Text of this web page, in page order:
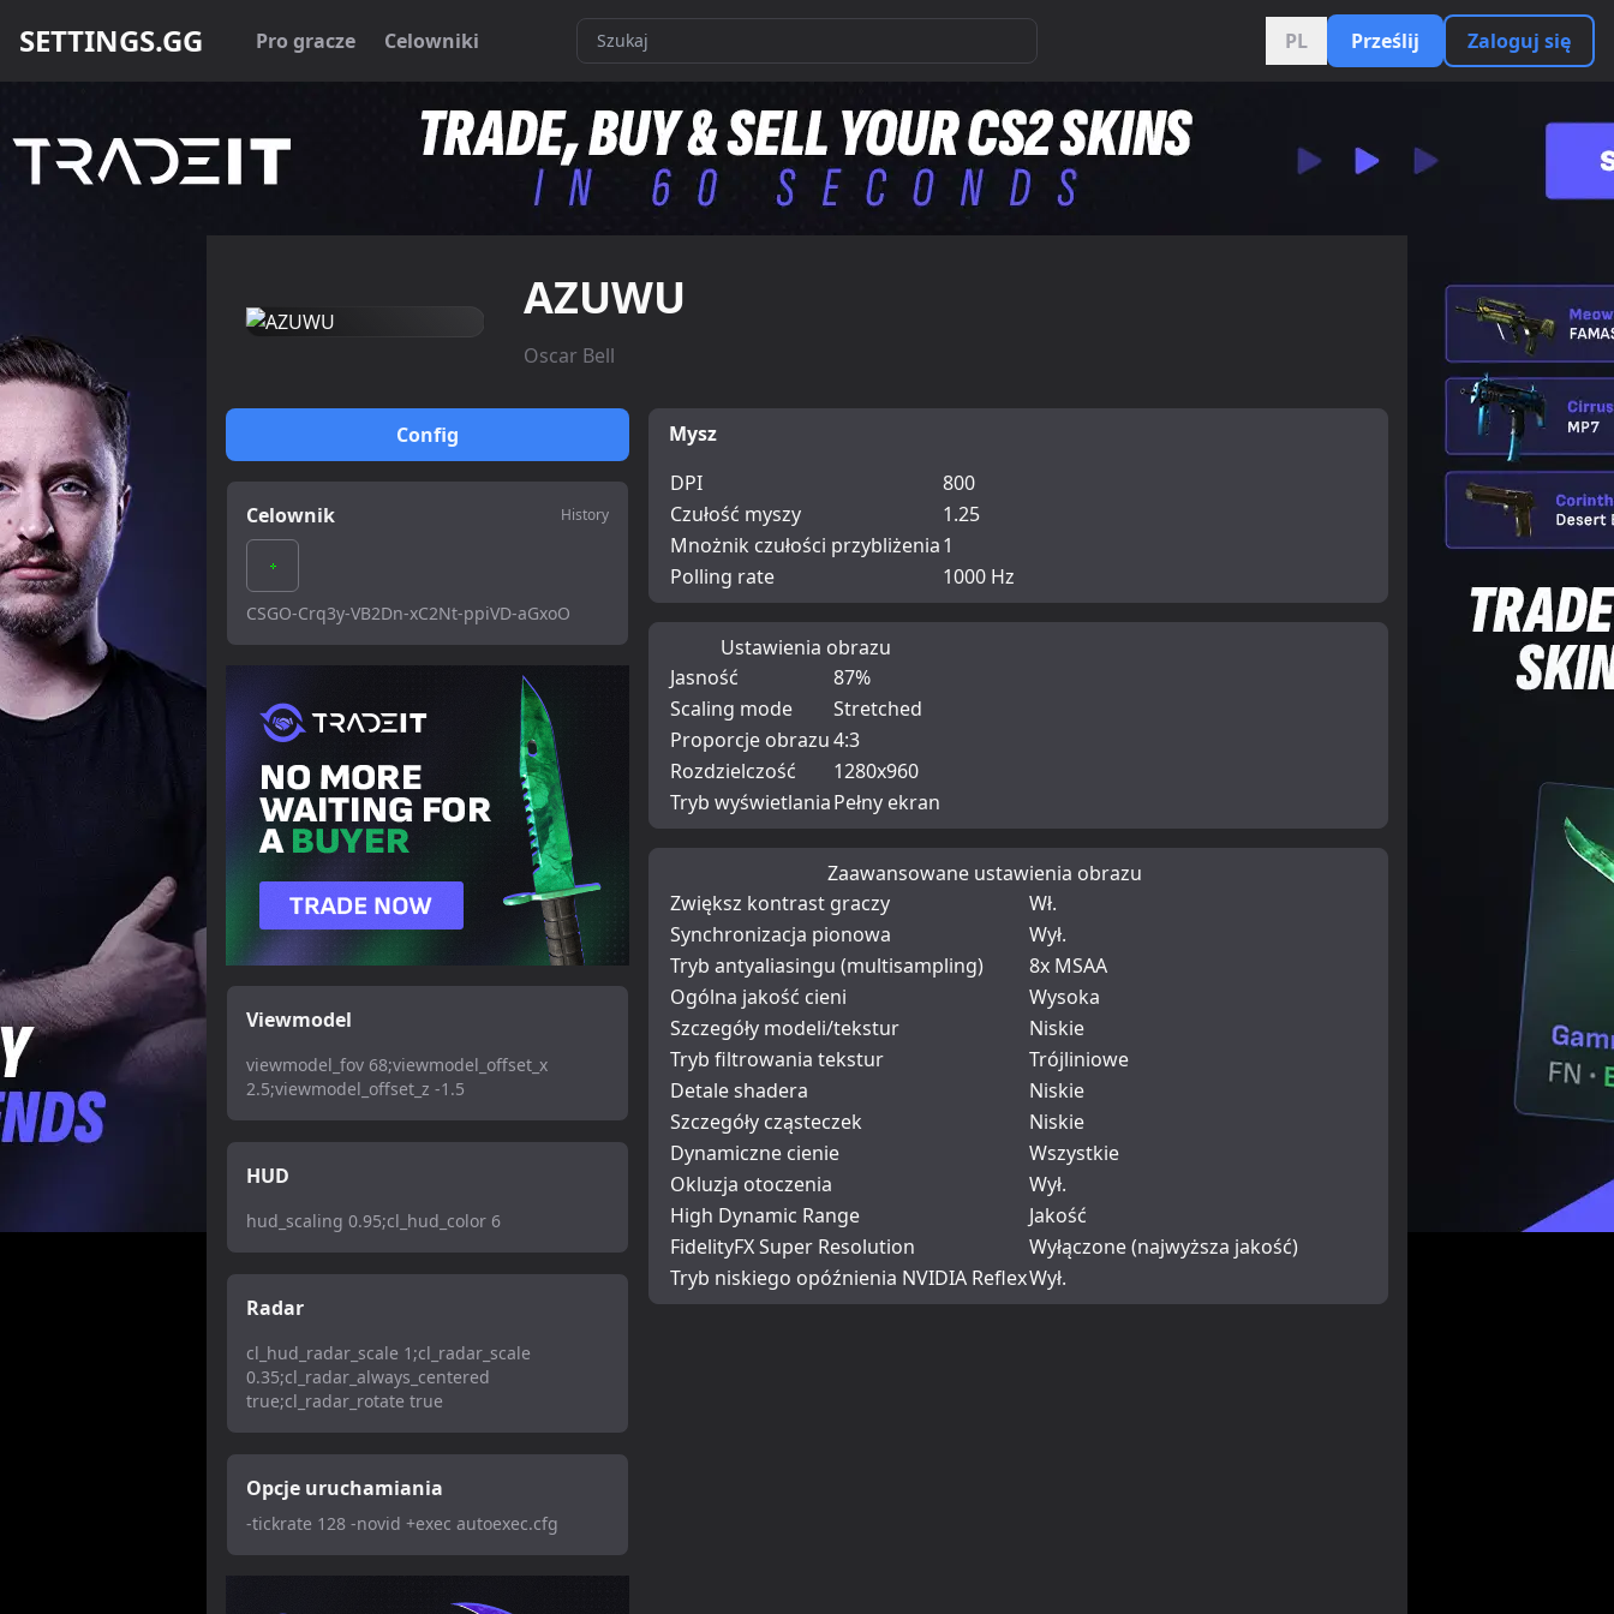
SETTINGS.GG Pro gracze Celowniki PL Prześlij Zaloguj się
AZUWU
Oscar Bell
Config
Celownik History
CSGO-Crq3y-VB2Dn-xC2Nt-ppiVD-aGxoO
Viewmodel
viewmodel_fov 68;viewmodel_offset_x
2.5;viewmodel_offset_z -1.5
HUD
hud_scaling 0.95;cl_hud_color 6
Radar
cl_hud_radar_scale 1;cl_radar_scale
0.35;cl_radar_always_centered
true;cl_radar_rotate true
Opcje uruchamiania
-tickrate 128 -novid +exec autoexec.cfg
Mysz
DPI
800
Czułość myszy
1.25
Mnożnik czułości przybliżenia1
Polling rate
1000 Hz
Ustawienia obrazu
Jasność
87%
Scaling mode
Stretched
Proporcje obrazu4:3
Rozdzielczość
1280x960
Tryb wyświetlaniaPełny ekran
Zaawansowane ustawienia obrazu
Zwiększ kontrast graczy
Wł.
Synchronizacja pionowa
Wył.
Tryb antyaliasingu (multisampling)
8x MSAA
Ogólna jakość cieni
Wysoka
Szczegóły modeli/tekstur
Niskie
Tryb filtrowania tekstur
Trójliniowe
Detale shadera
Niskie
Szczegóły cząsteczek
Niskie
Dynamiczne cienie
Wszystkie
Okluzja otoczenia
Wył.
High Dynamic Range
Jakość
FidelityFX Super Resolution
Wyłączone (najwyższa jakość)
Tryb niskiego opóźnienia NVIDIA ReflexWył.